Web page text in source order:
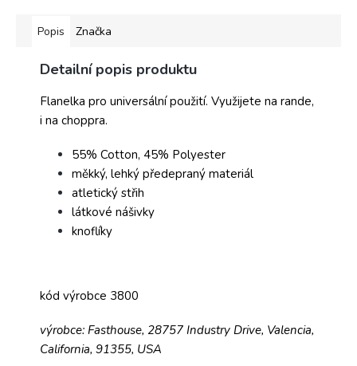
Popis Značka
Detailní popis produktu
Flanelka pro universální použití. Využijete na rande,
i na choppra.
55% Cotton, 45% Polyester
měkký, lehký předepraný materiál
atletický střih
látkové nášivky
knoflíky
kód výrobce 3800
výrobce: Fasthouse, 28757 Industry Drive, Valencia,
California, 91355, USA